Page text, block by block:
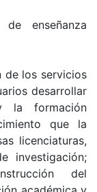
enseñanza
de los servicios
desarrollar
la formación
que la
licenciaturas,
investigación;
del